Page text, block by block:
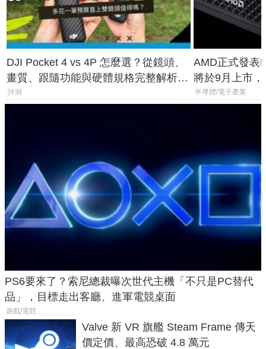
DJI Pocket 4 vs 4P 怎麼選？從鏡頭、
畫質、跟隨功能與硬體規格完整解析，
一次看懂兩台差異
評測
AMD正式發表
將於9月上市
Max系列處理
半導體/電子產業
PS6要來了？索尼總裁曝次世代主機「不只是PC替代
品」，目標走出客廳、進軍電競桌面
遊戲/電競
Valve 新 VR 旗艦 Steam Frame 傳天
價定價、最高恐破 4.8 萬元